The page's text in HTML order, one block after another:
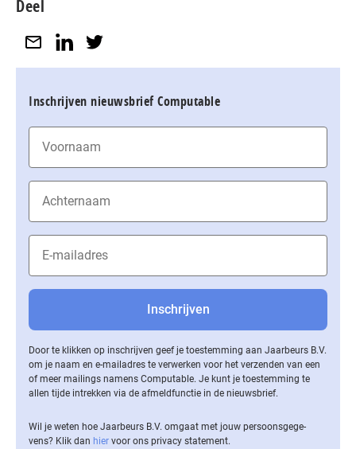
Deel
Inschrijven nieuwsbrief Computable
Door te klikken op inschrijven geef je toestemming aan Jaarbeurs B.V.
om je naam en e-mailadres te verwerken voor het verzenden van een
of meer mailings namens Computable. Je kunt je toestemming te
allen tijde intrekken via de af­meld­func­tie in de nieuwsbrief.
Wil je weten hoe Jaarbeurs B.V. omgaat met jouw per­soons­ge­ge­
vens? Klik dan hier voor ons privacy statement.